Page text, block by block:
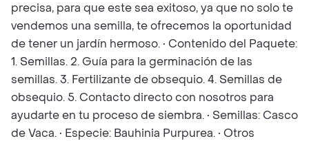
precisa, para que este sea exitoso, ya que no solo te
vendemos una semilla, te ofrecemos la oportunidad
de tener un jardín hermoso. • Contenido del Paquete:
1. Semillas. 2. Guía para la germinación de las
semillas. 3. Fertilizante de obsequio. 4. Semillas de
obsequio. 5. Contacto directo con nosotros para
ayudarte en tu proceso de siembra. • Semillas: Casco
de Vaca. • Especie: Bauhinia Purpurea. • Otros